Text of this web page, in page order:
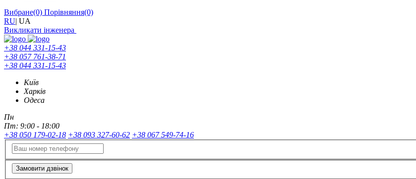
Вибране(0) Порівняння(0)
RU| UA
Викликати інженера
+38 044 331-15-43
+38 057 761-38-71
+38 044 331-15-43
Київ
Харків
Одеса
Пн
Пт: 9:00 - 18:00
+38 050 179-02-18 +38 093 327-60-62 +38 067 549-74-16
Замовити дзвінок